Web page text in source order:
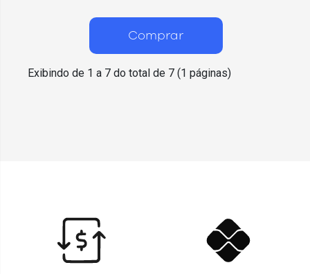
Comprar
Exibindo de 1 a 7 do total de 7 (1 páginas)